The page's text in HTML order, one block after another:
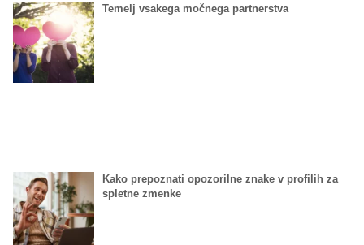
Temelj vsakega močnega partnerstva
Kako prepoznati opozorilne znake v profilih za
spletne zmenke